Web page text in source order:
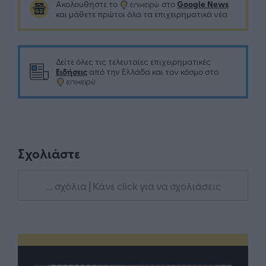
Ακολουθήστε το στο Google News
και μάθετε πρώτοι όλα τα επιχειρηματικά νέα
Δείτε όλες τις τελευταίες επιχειρηματικές
Ειδήσεις από την Ελλάδα και τον κόσμο στο
Σχολιάστε
... σχόλια | Κάνε click για να σχολιάσεις